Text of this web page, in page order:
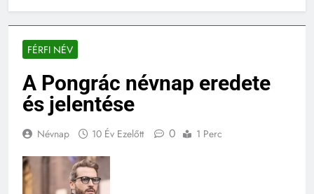
FÉRFI NÉV
A Pongrác névnap eredete
és jelentése
Névnap 10 Év Ezelőtt 0 1 Perc